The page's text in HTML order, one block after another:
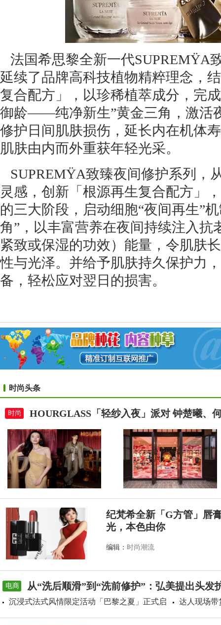
法国希思黎全新一代SUPREMŸA
延续了品牌高科技植物精粹理念，
复合配方」，以珍稀植萃成分，完
御龄——纯净新生”黄金三角，激活
修护日间肌肤损伤，延长内在机体
肌肤由内而外重获年轻光采。
SUPREMŸA致臻夜间修护系列，
灵感，创新「根源再生复合配方」
的三大阶段，启动细胞“夜间再生”
角”，以丰富营养在夜间持续注入抗
紧致或保湿的功效）能量，令肌肤
性与光泽。并给予肌肤持久保护力
备，轻松应对翌日的损害。
时尚头条
时尚 HOURGLASS「轻纱入夜」派对 钟楚曦、
纪梵希全新「G方管」唇
光，本色由你
编辑： 时尚潮流
电商 从“洗后顺滑”到“洗前修护”：弘美提出头发
沉浸式法式风情限定活动「巴黎之夏」正式启 达人现场带